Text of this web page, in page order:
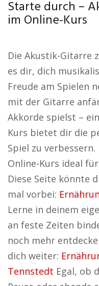
Starte durch –
im Online-Kurs
Die Akustik-Gitarre
es dir, dich
Freude am Spielen
mit der Gitarre
Akkorde spielst –
Kurs bietet dir die
Spiel zu
Online-Kurs ideal
Diese Seite könnte
mal vorbei:
Lerne in deinem
an feste Zeiten
noch mehr
dich weiter:
Tennstedt Egal, ob